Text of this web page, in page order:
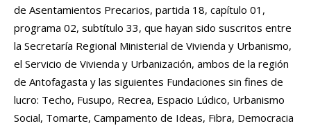
de Asentamientos Precarios, partida 18, capítulo 01,
programa 02, subtítulo 33, que hayan sido suscritos entre
la Secretaría Regional Ministerial de Vivienda y Urbanismo,
el Servicio de Vivienda y Urbanización, ambos de la región
de Antofagasta y las siguientes Fundaciones sin fines de
lucro: Techo, Fusupo, Recrea, Espacio Lúdico, Urbanismo
Social, Tomarte, Campamento de Ideas, Fibra, Democracia